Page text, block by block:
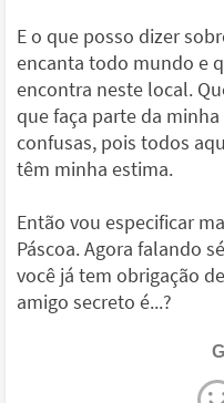
E o que posso dizer
encanta todo mundo e
encontra neste local.
que faça parte da
confusas, pois todos
têm minha estima.
Então vou especificar
Páscoa. Agora falando
você já tem obrigação
amigo secreto é...?